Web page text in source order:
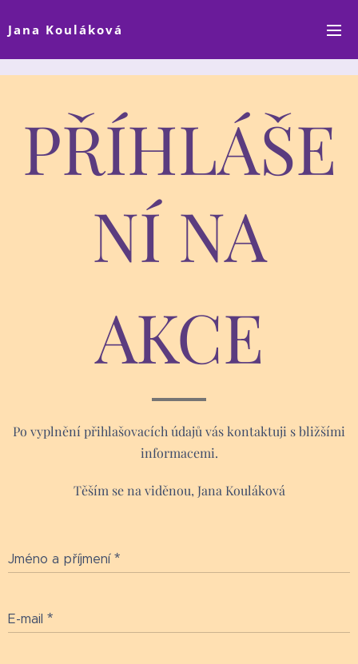
Jana Kouláková
PŘÍHLÁŠE
NÍ NA
AKCE
Po vyplnění přihlašovacích údajů vás kontaktuji s bližšími
informacemi.
Těším se na viděnou, Jana Kouláková
Jméno a příjmení
E-mail